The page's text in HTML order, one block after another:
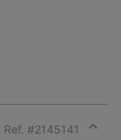
Ref. #2145141